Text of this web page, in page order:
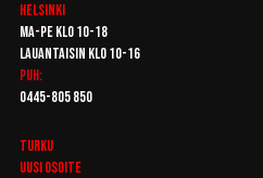
Helsinki
Ma-pe klo 10-18
Lauantaisin klo 10-16
Puh:
0445-805 850
Turku
Uusi osoite